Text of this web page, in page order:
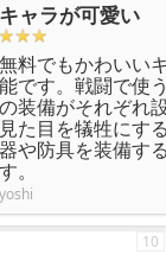
キャラが可愛い
無料でもかわいい
能です。戦闘で使
の装備がそれぞれ
見た目を犠牲にす
器や防具を装備す
す。
yoshi
10